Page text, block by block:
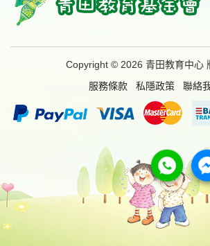
Copyright © 2026 青田教育中心
服務條款
私隱政策 聯絡